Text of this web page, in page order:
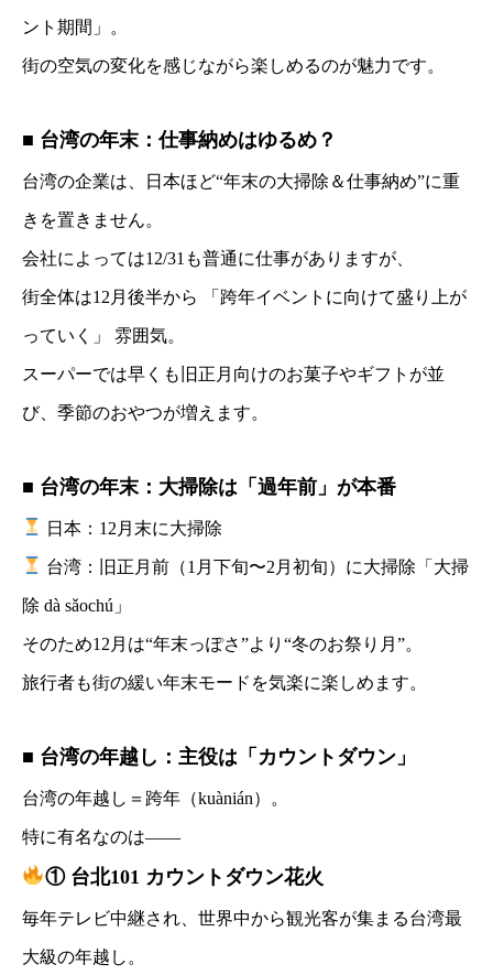
ント期間」。
街の空気の変化を感じながら楽しめるのが魅力です。
■ 台湾の年末：仕事納めはゆるめ？
台湾の企業は、日本ほど“年末の大掃除＆仕事納め”に重
きを置きません。
会社によっては12/31も普通に仕事がありますが、
街全体は12月後半から 「跨年イベントに向けて盛り上が
っていく」 雰囲気。
スーパーでは早くも旧正月向けのお菓子やギフトが並
び、季節のおやつが増えます。
■ 台湾の年末：大掃除は「過年前」が本番
日本：12月末に大掃除
台湾：旧正月前（1月下旬〜2月初旬）に大掃除「大掃
除 dà sǎochú」
そのため12月は“年末っぽさ”より“冬のお祭り月”。
旅行者も街の緩い年末モードを気楽に楽しめます。
■ 台湾の年越し：主役は「カウントダウン」
台湾の年越し＝跨年（kuànián）。
特に有名なのは——
① 台北101 カウントダウン花火
毎年テレビ中継され、世界中から観光客が集まる台湾最
大級の年越し。